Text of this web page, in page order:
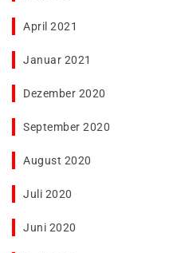
April 2021
Januar 2021
Dezember 2020
September 2020
August 2020
Juli 2020
Juni 2020